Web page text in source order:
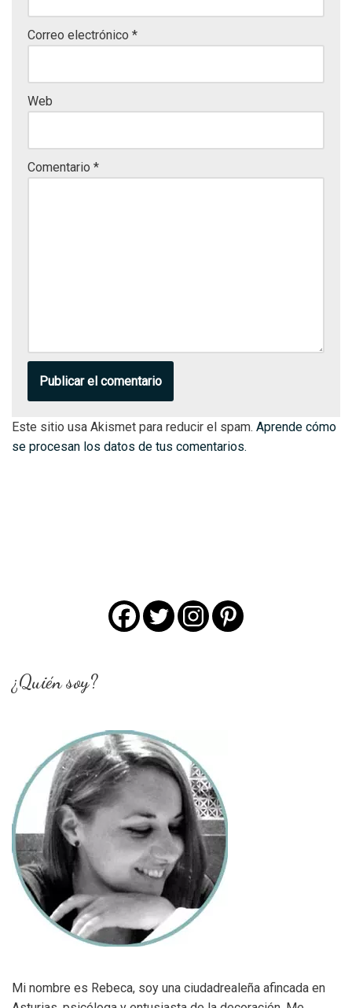
Correo electrónico *
Web
Comentario *
Este sitio usa Akismet para reducir el spam. Aprende cómo
se procesan los datos de tus comentarios.
¿Quién soy?
Mi nombre es Rebeca, soy una ciudadrealeña afincada en